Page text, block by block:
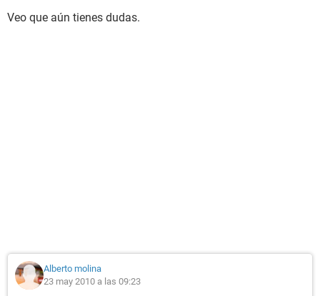
Veo que aún tienes dudas.
Alberto molina
23 may 2010 a las 09:23